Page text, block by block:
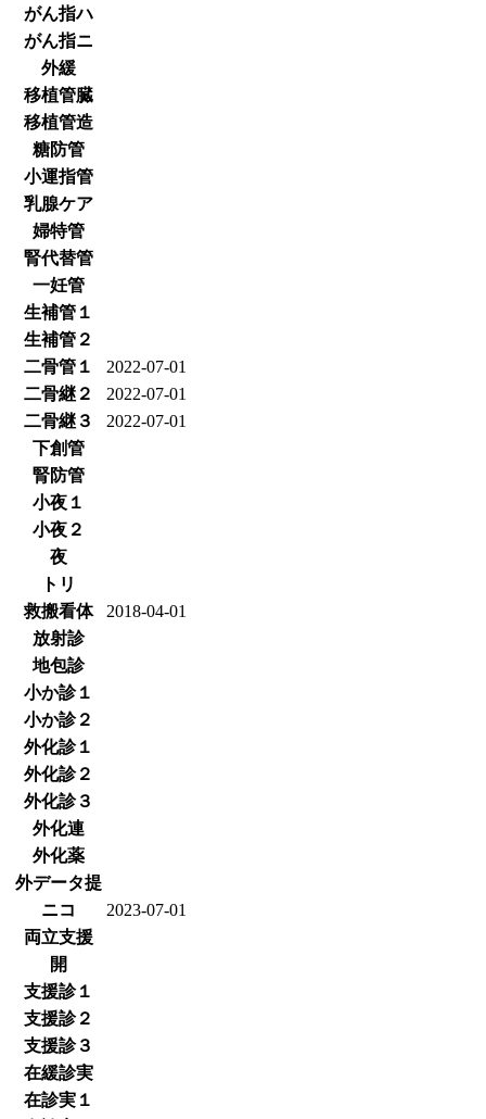
がん指ハ
がん指ニ
外緩
移植管臓
移植管造
糖防管
小運指管
乳腺ケア
婦特管
腎代替管
一妊管
生補管１
生補管２
二骨管１
2022-07-01
二骨継２
2022-07-01
二骨継３
2022-07-01
下創管
腎防管
小夜１
小夜２
夜
トリ
救搬看体
2018-04-01
放射診
地包診
小か診１
小か診２
外化診１
外化診２
外化診３
外化連
外化薬
外データ提
ニコ
2023-07-01
両立支援
開
支援診１
支援診２
支援診３
在緩診実
在診実１